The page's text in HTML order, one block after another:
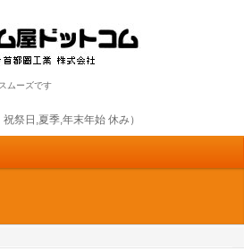
ムーズです
祭日,夏季,年末年始 休み）